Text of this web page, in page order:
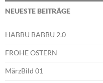
NEUESTE BEITRÄGE
HABBU BABBU 2.0
FROHE OSTERN
MärzBild 01